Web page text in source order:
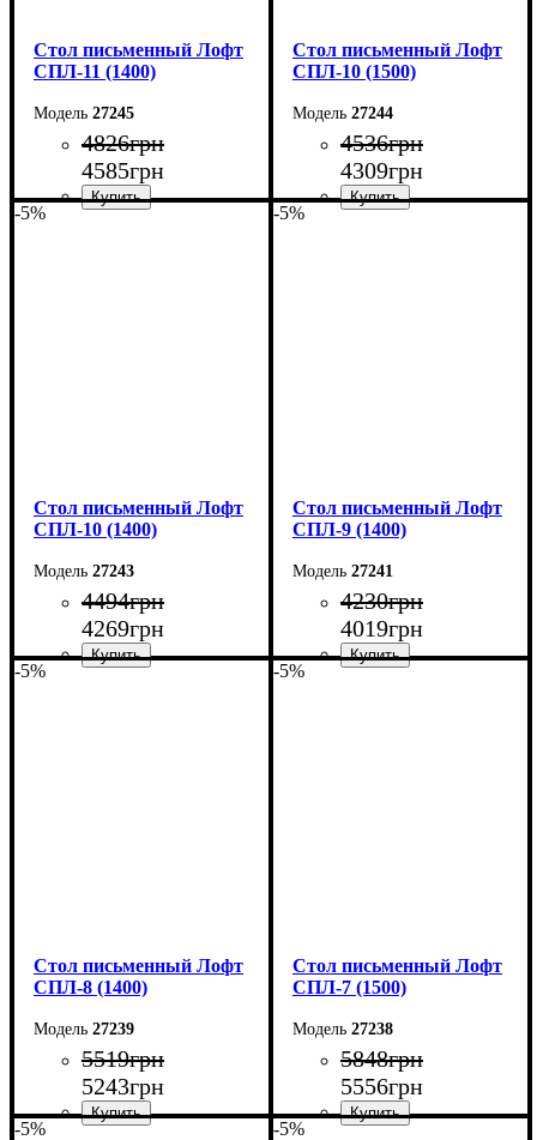
Стол письменный Лофт
СПЛ-11 (1400)
27245
4826грн
4585грн
Стол письменный Лофт
СПЛ-10 (1500)
27244
4536грн
4309грн
-5%
Стол письменный Лофт
СПЛ-10 (1400)
27243
4494грн
4269грн
-5%
Стол письменный Лофт
СПЛ-9 (1400)
27241
4230грн
4019грн
-5%
Стол письменный Лофт
СПЛ-8 (1400)
27239
5519грн
5243грн
-5%
Стол письменный Лофт
СПЛ-7 (1500)
27238
5848грн
5556грн
-5% -5%